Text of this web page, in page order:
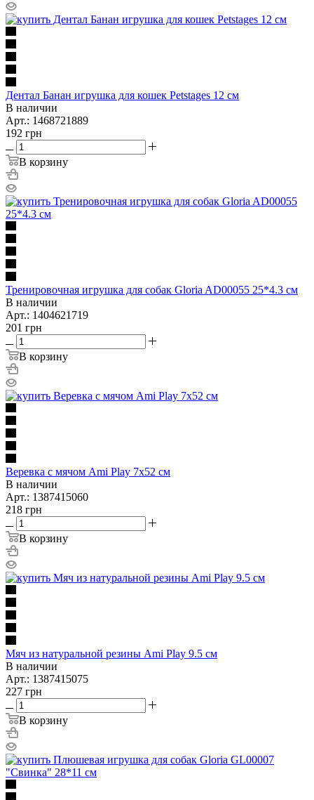
Дентал Банан игрушка для кошек Petstages 12 см
В наличии
Арт.: 1468721889
192 грн
В корзину
Тренировочная игрушка для собак Gloria AD00055 25*4.3 см
В наличии
Арт.: 1404621719
201 грн
В корзину
Веревка с мячом Ami Play 7x52 cм
В наличии
Арт.: 1387415060
218 грн
В корзину
Мяч из натуральной резины Ami Play 9.5 см
В наличии
Арт.: 1387415075
227 грн
В корзину